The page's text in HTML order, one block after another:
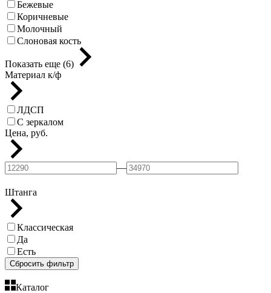
Бежевые
Коричневые
Молочный
Слоновая кость
Показать еще (6)
Материал к/ф
ЛДСП
С зеркалом
Цена, руб.
—
Штанга
Классическая
Да
Есть
Сбросить фильтр
Каталог